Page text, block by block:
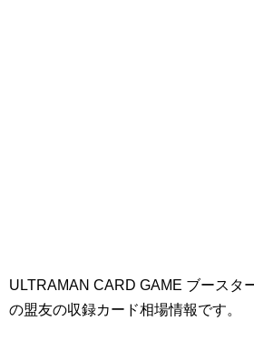
ULTRAMAN CARD GAME ブースタ
の盟友の収録カード相場情報です。